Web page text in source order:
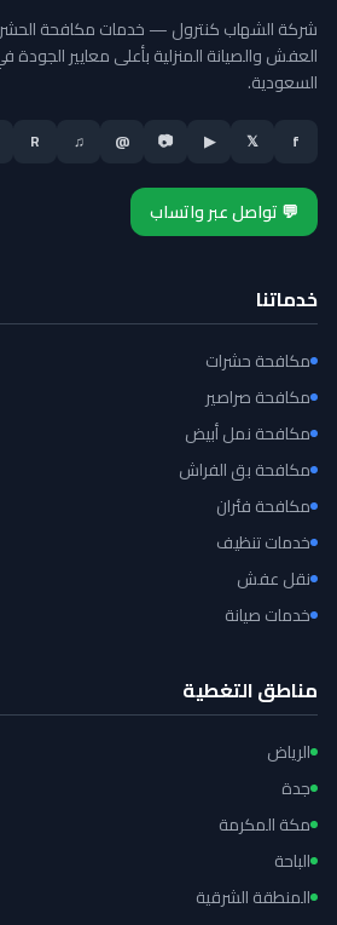
شركة الشهاب كنترول — خدمات مكافحة
العفش والصيانة المنزلية بأعلى معايير الجودة
السعودية.
f
𝕏
▶
📷
@
♫
R
💬 تواصل عبر واتساب
خدماتنا
مكافحة حشرات
مكافحة صراصير
مكافحة نمل أبيض
مكافحة بق الفراش
مكافحة فئران
خدمات تنظيف
نقل عفش
خدمات صيانة
مناطق التغطية
الرياض
جدة
مكة المكرمة
الباحة
المنطقة الشرقية